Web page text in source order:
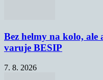
Bez helmy na kolo, ale
varuje BESIP
7. 8. 2026